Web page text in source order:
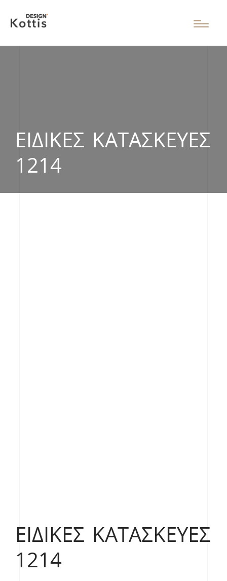
ΕΙΔΙΚΈΣ ΚΑΤΑΣΚΕΥΈΣ
1214
ΕΙΔΙΚΈΣ ΚΑΤΑΣΚΕΥΈΣ
1214